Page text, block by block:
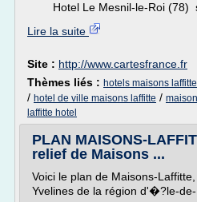
Hotel Le Mesnil-le-Roi (78)
Lire la suite
Site : http://www.cartesfrance.fr
Thèmes liés : hotels maisons
/ hotel de ville maisons laffitte /
laffitte hotel
PLAN MAISONS-
relief de Maisons ...
Voici le plan de Maisons-
Yvelines de la région d'�?le-de-